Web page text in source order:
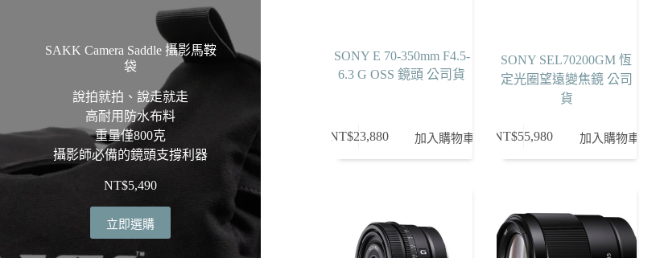
SONY E 70-350mm F4.5-
6.3 G OSS 鏡頭 公司貨
NT$23,880 加入購物車
SONY SEL70200GM 恆
定光圈望遠變焦鏡 公司
貨
NT$55,980 加入購物車
SAKK Camera Saddle 攝影馬鞍
袋
說拍就拍、說走就走
高耐用防水布料
重量僅800克
攝影師必備的鏡頭支撐利器
NT$5,490
立即選購